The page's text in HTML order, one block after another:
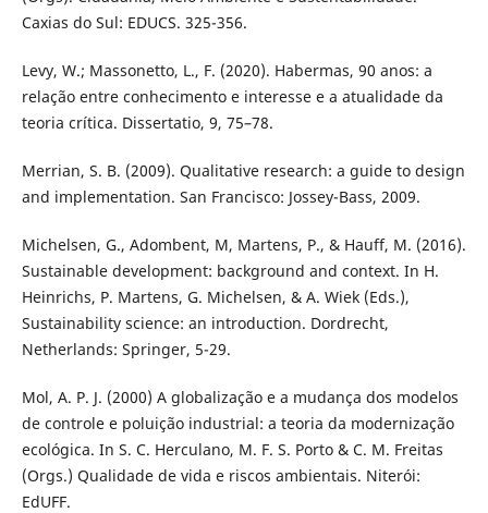
Caxias do Sul: EDUCS. 325-356.
Levy, W.; Massonetto, L., F. (2020). Habermas, 90 anos: a
relação entre conhecimento e interesse e a atualidade da
teoria crítica. Dissertatio, 9, 75–78.
Merrian, S. B. (2009). Qualitative research: a guide to design
and implementation. San Francisco: Jossey-Bass, 2009.
Michelsen, G., Adombent, M, Martens, P., & Hauff, M. (2016).
Sustainable development: background and context. In H.
Heinrichs, P. Martens, G. Michelsen, & A. Wiek (Eds.),
Sustainability science: an introduction. Dordrecht,
Netherlands: Springer, 5-29.
Mol, A. P. J. (2000) A globalização e a mudança dos modelos
de controle e poluição industrial: a teoria da modernização
ecológica. In S. C. Herculano, M. F. S. Porto & C. M. Freitas
(Orgs.) Qualidade de vida e riscos ambientais. Niterói:
EdUFF.